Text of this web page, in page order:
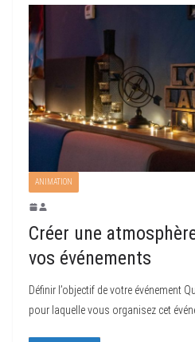
ANIMATION
Créer une
vos événements
Définir l’objectif de votre événement
pour laquelle vous organisez cet